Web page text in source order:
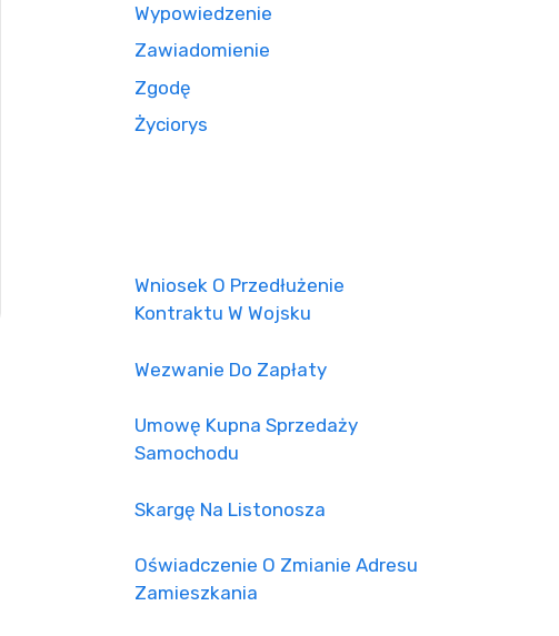
Wypowiedzenie
Zawiadomienie
Zgodę
Życiorys
Wniosek O Przedłużenie
Kontraktu W Wojsku
Wezwanie Do Zapłaty
Umowę Kupna Sprzedaży
Samochodu
Skargę Na Listonosza
Oświadczenie O Zmianie Adresu
Zamieszkania